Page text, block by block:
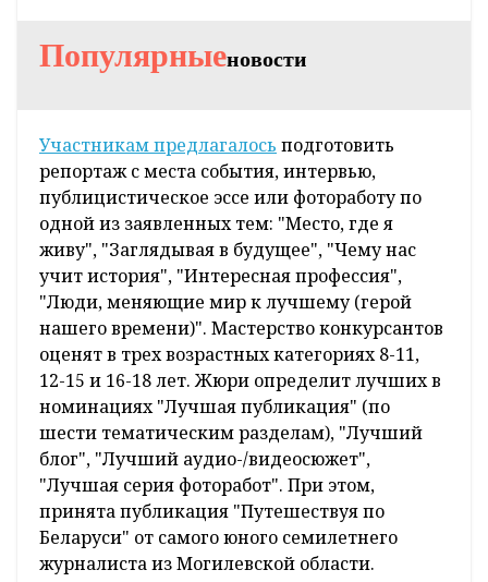
Популярныеновости
Участникам предлагалось подготовить
репортаж с места события, интервью,
публицистическое эссе или фотоработу по
одной из заявленных тем: "Место, где я
живу", "Заглядывая в будущее", "Чему нас
учит история", "Интересная профессия",
"Люди, меняющие мир к лучшему (герой
нашего времени)". Мастерство конкурсантов
оценят в трех возрастных категориях 8-11,
12-15 и 16-18 лет. Жюри определит лучших в
номинациях "Лучшая публикация" (по
шести тематическим разделам), "Лучший
блог", "Лучший аудио-/видеосюжет",
"Лучшая серия фоторабот". При этом,
принята публикация "Путешествуя по
Беларуси" от самого юного семилетнего
журналиста из Могилевской области.